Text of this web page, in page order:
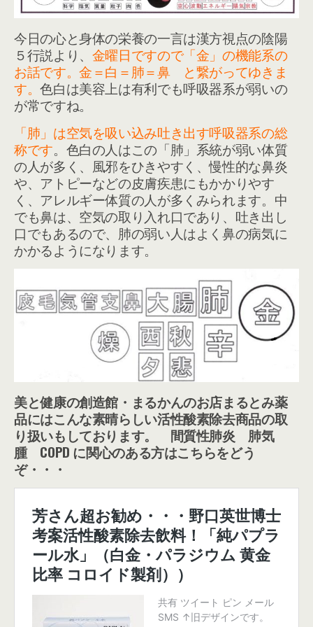
今日の心と身体の栄養の一言は漢方視点の陰陽
５行説より、 金曜日ですので「金」の機能系の
お話です。金＝白＝肺＝鼻 と繋がってゆきま
す。色白は美容上は有利でも呼吸器系が弱いの
が常ですね。
「肺」は空気を吸い込み吐き出す呼吸器系の総
称です。色白の人はこの「肺」系統が弱い体質
の人が多く、風邪をひきやすく、慢性的な鼻炎
や、アトピーなどの皮膚疾患にもかかりやす
く、アレルギー体質の人が多くみられます。中
でも鼻は、空気の取り入れ口であり、吐き出し
口でもあるので、肺の弱い人はよく鼻の病気に
かかるようになります。
美と健康の創造館・まるかんのお店まるとみ薬
品にはこんな素晴らしい活性酸素除去商品の取
り扱いもしております。 間質性肺炎 肺気
腫 COPD に関心のある方はこちらをどう
ぞ・・・